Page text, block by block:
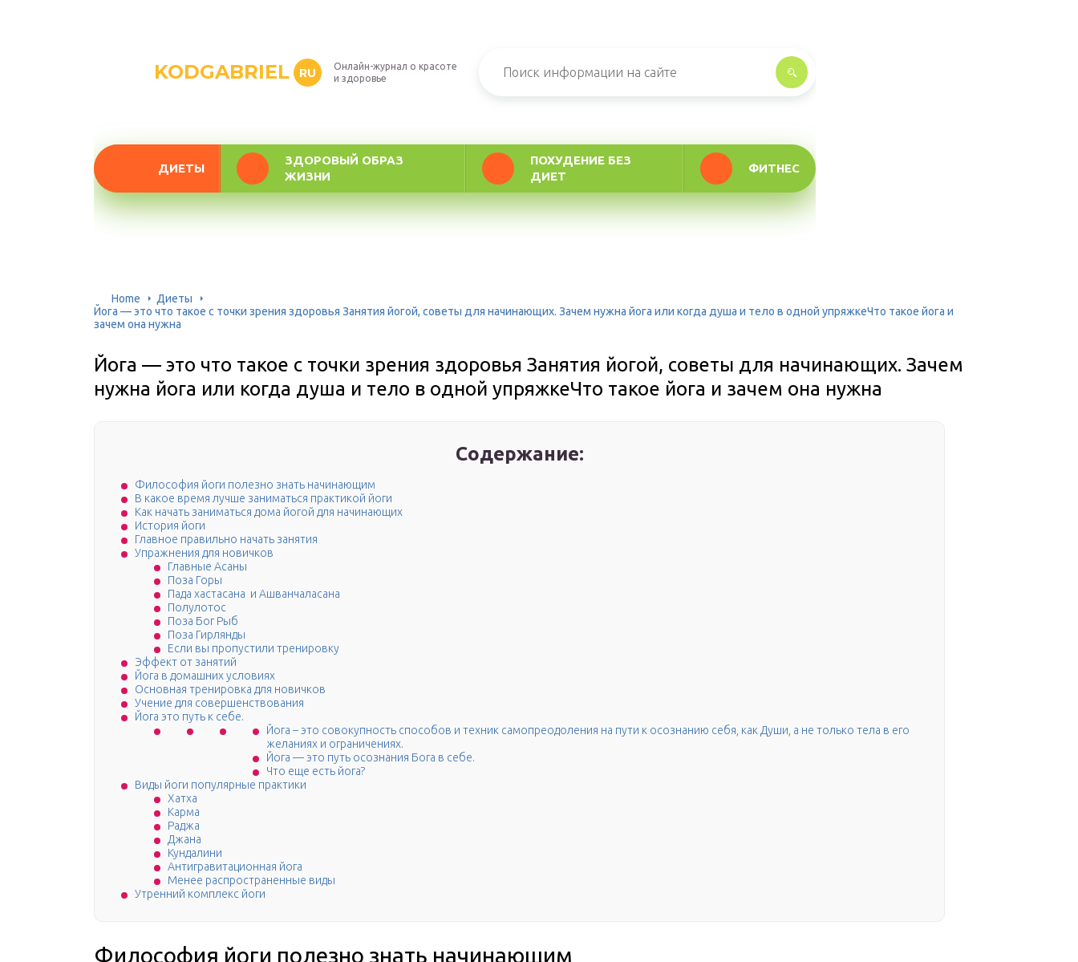
KODGABRIEL RU
Онлайн-журнал о красоте
и здоровье
ДИЕТЫ
ЗДОРОВЫЙ ОБРАЗ
ЖИЗНИ
ПОХУДЕНИЕ БЕЗ
ДИЕТ
ФИТНЕС
Home
Диеты
Йога — это что такое с точки зрения здоровья Занятия йогой, советы для начинающих. Зачем нужна йога или когда душа и тело в одной упряжкеЧто такое йога и
зачем она нужна
Йога — это что такое с точки зрения здоровья Занятия йогой, советы для начинающих. Зачем
нужна йога или когда душа и тело в одной упряжкеЧто такое йога и зачем она нужна
Содержание:
Философия йоги полезно знать начинающим
В какое время лучше заниматься практикой йоги
Как начать заниматься дома йогой для начинающих
История йоги
Главное правильно начать занятия
Упражнения для новичков
Главные Асаны
Поза Горы
Пада хастасана и Ашванчаласана
Полулотос
Поза Бог Рыб
Поза Гирлянды
Если вы пропустили тренировку
Эффект от занятий
Йога в домашних условиях
Основная тренировка для новичков
Учение для совершенствования
Йога это путь к себе.
Йога – это совокупность способов и техник самопреодоления на пути к осознанию себя, как Души, а не только тела в его
желаниях и ограничениях.
Йога — это путь осознания Бога в себе.
Что еще есть йога?
Виды йоги популярные практики
Хатха
Карма
Раджа
Джана
Кундалини
Антигравитационная йога
Менее распространенные виды
Утренний комплекс йоги
Философия йоги полезно знать начинающим